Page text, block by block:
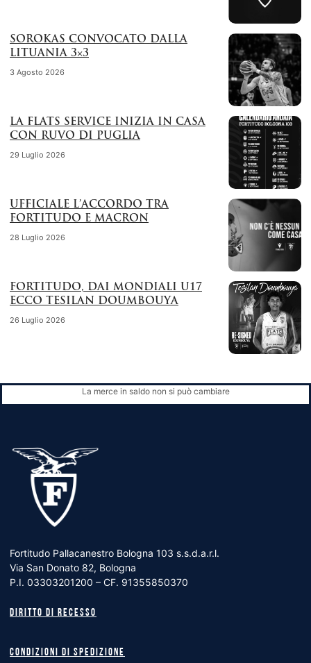
SOROKAS CONVOCATO DALLA
LITUANIA 3×3
3 Agosto 2026
LA FLATS SERVICE INIZIA IN CASA
CON RUVO DI PUGLIA
29 Luglio 2026
UFFICIALE L’ACCORDO TRA
FORTITUDO E MACRON
28 Luglio 2026
FORTITUDO, DAI MONDIALI U17
ECCO TESILAN DOUMBOUYA
26 Luglio 2026
La merce in saldo non si può cambiare
Fortitudo Pallacanestro Bologna 103 s.s.d.a.r.l.
Via San Donato 82, Bologna
P.I. 03303201200 – CF. 91355850370
Diritto di recesso
Condizioni di spedizione